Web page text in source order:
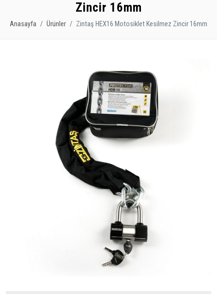
Zincir 16mm
Anasayfa Ürünler Zintaş HEX16 Motosiklet Kesilmez Zincir 16mm